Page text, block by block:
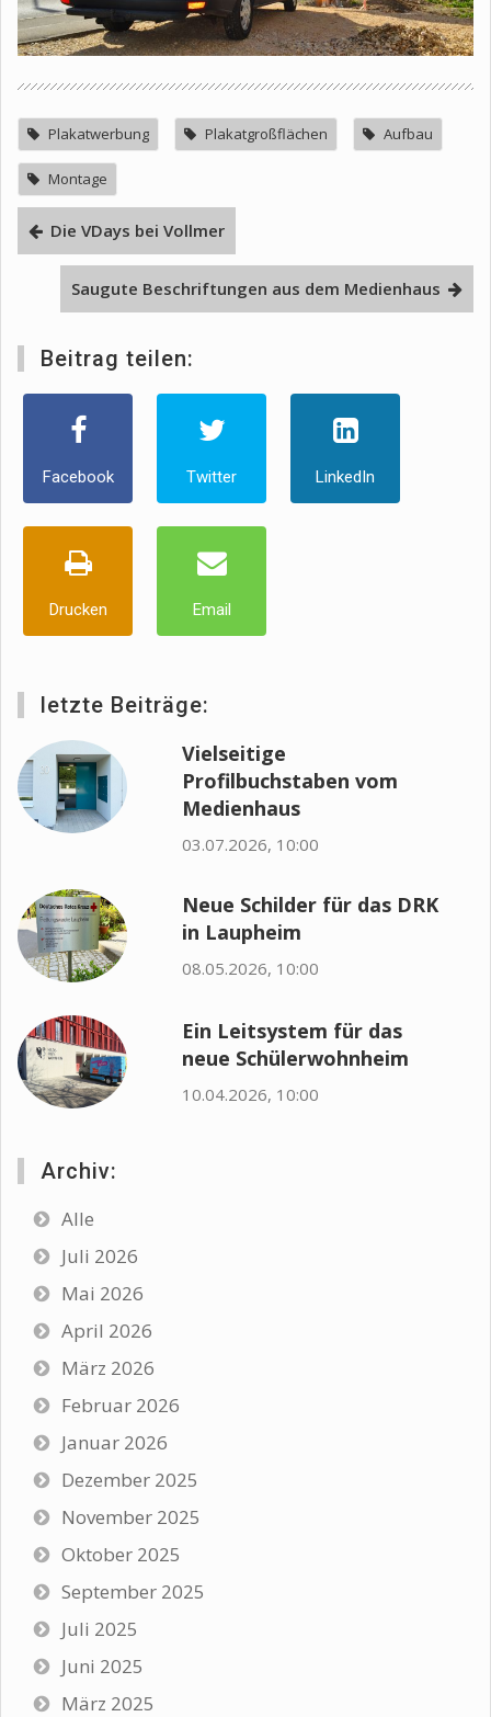
Plakatwerbung Plakatgroßflächen Aufbau
Montage
Die VDays bei Vollmer
Saugute Beschriftungen aus dem Medienhaus
Beitrag teilen:
Facebook Twitter LinkedIn
Drucken Email
letzte Beiträge:
Vielseitige
Profilbuchstaben vom
Medienhaus
03.07.2026, 10:00
Neue Schilder für das DRK
in Laupheim
08.05.2026, 10:00
Ein Leitsystem für das
neue Schülerwohnheim
10.04.2026, 10:00
Archiv:
Alle
Juli 2026
Mai 2026
April 2026
März 2026
Februar 2026
Januar 2026
Dezember 2025
November 2025
Oktober 2025
September 2025
Juli 2025
Juni 2025
März 2025